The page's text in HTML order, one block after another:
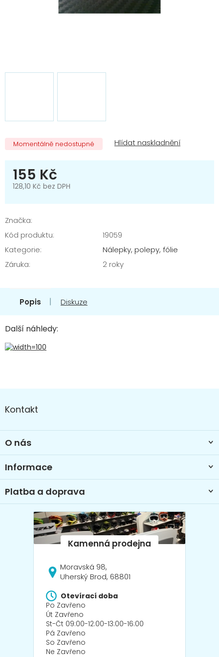
Momentálně nedostupné
155 Kč
128,10 Kč bez DPH
Značka:
Kód produktu:
19059
Kategorie:
Nálepky, polepy, fólie
Záruka: 2 roky
Popis Diskuze
Další náhledy:
á
pKontakt
O nás
Informace
Platba a doprava
Moravská 98,
Uherský Brod, 68801
Otevírací doba
Po Zavřeno
Út Zavřeno
St-Čt 09:00-12:00-13:00-16:00
Pá Zavřeno
So Zavřeno
Ne Zavřeno